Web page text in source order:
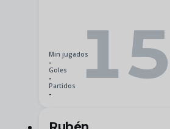
Min jugados
-
Goles
-
Partidos
-
15